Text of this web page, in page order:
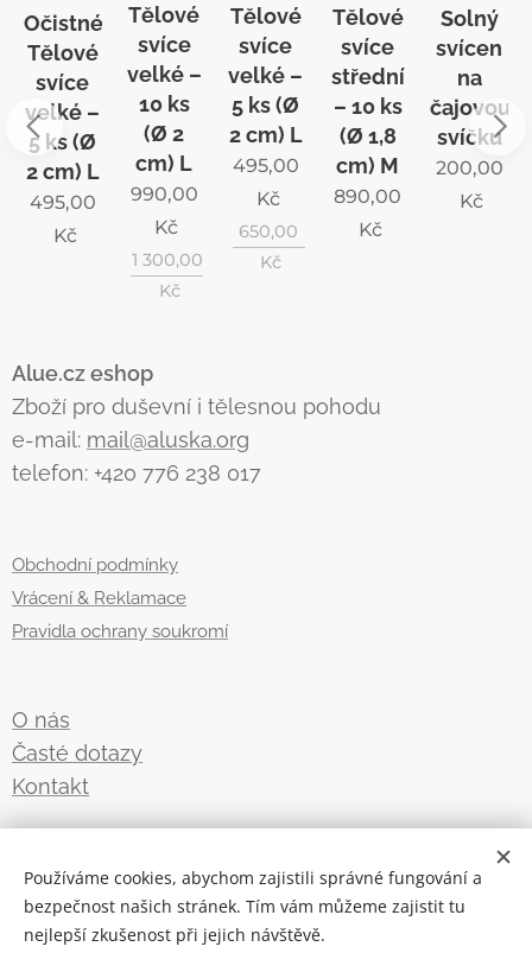
Očistné
Tělové
svíce
velké –
5 ks (Ø
2 cm) L
495,00
Kč
Tělové
svíce
velké –
10 ks
(Ø 2
cm) L
990,00
Kč
1 300,00
Kč
Tělové
svíce
velké –
5 ks (Ø
2 cm) L
495,00
Kč
650,00
Kč
Tělové
svíce
střední
– 10 ks
(Ø 1,8
cm) M
890,00
Kč
Solný
svícen
na
čajovou
svíčku
200,00
Kč
Alue.cz eshop
Zboží pro duševní i tělesnou pohodu
e-mail: mail@aluska.org
telefon: +420 776 238 017
Obchodní podmínky
Vrácení & Reklamace
Pravidla ochrany soukromí
O nás
Časté dotazy
Kontakt
Přihlásit se k odběru novinek ZDE
Přihlášení přes QR kód💌
Používáme cookies, abychom zajistili správné fungování a
bezpečnost našich stránek. Tím vám můžeme zajistit tu
nejlepší zkušenost při jejich návštěvě.